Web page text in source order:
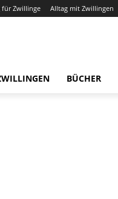
für Zwillinge Alltag mit Zwillingen
BÜCHER